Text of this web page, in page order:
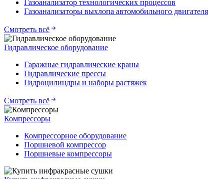
Газоанализатор технологических процессов
Газоанализаторы выхлопа автомобильного двигателя
Смотреть всё
Гидравлическое оборудование
Гаражные гидравлические краны
Гидравлические прессы
Гидроцилиндры и наборы растяжек
Смотреть всё
Компрессоры
Компрессорное оборудование
Поршневой компрессор
Поршневые компрессоры